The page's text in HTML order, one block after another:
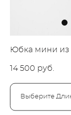
Юбка мини из
14 500 pуб.
Выберите